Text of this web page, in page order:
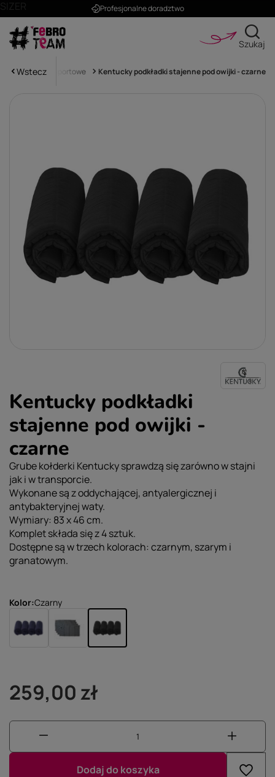
Profesjonalne doradztwo
Szukaj
Wstecztransportowe Kentucky podkładki stajenne pod owijki - czarne
Kentucky podkładki
stajenne pod owijki -
czarne
Grube kołderki Kentucky sprawdzą się zarówno w stajni
jak i w transporcie.
Wykonane są z oddychającej, antyalergicznej i
antybakteryjnej waty.
Wymiary: 83 x 46 cm.
Komplet składa się z 4 sztuk.
Dostępne są w trzech kolorach: czarnym, szarym i
granatowym.
Kolor Czarny
259,00 zł
Dodaj do koszyka